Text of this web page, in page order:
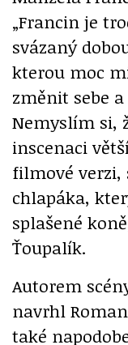
„Francin je
svázaný
kterou moc
změnit sebe
Nemyslím si,
inscenaci
filmové verzi,
chlapáka,
splašené
Ťoupalík.
Autorem
navrhl
také